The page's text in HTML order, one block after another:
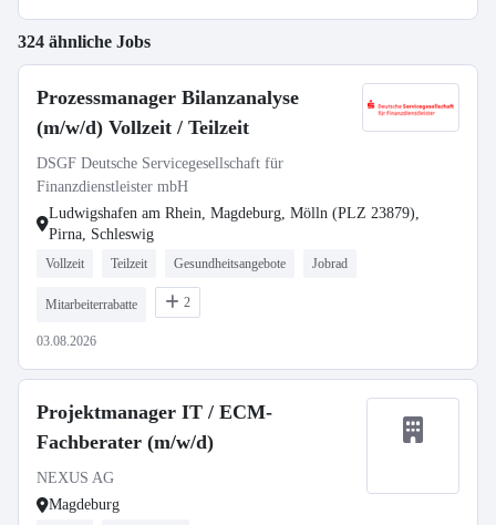
324 ähnliche Jobs
Prozessmanager Bilanzanalyse
(m/w/d) Vollzeit / Teilzeit
DSGF Deutsche Servicegesellschaft für
Finanzdienstleister mbH
Ludwigshafen am Rhein, Magdeburg, Mölln (PLZ 23879),
Pirna, Schleswig
Vollzeit Teilzeit Gesundheitsangebote Jobrad
Mitarbeiterrabatte 2
03.08.2026
Projektmanager IT / ECM-
Fachberater (m/w/d)
NEXUS AG
Magdeburg